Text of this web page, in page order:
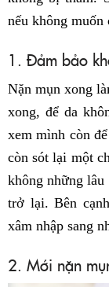
nếu không muốn
1. Đảm bảo
Nặn mụn xong
xong, để da
xem mình còn
còn sót lại một
không những lâu
trở lại. Bên
xâm nhập sang
2. Mới nặn